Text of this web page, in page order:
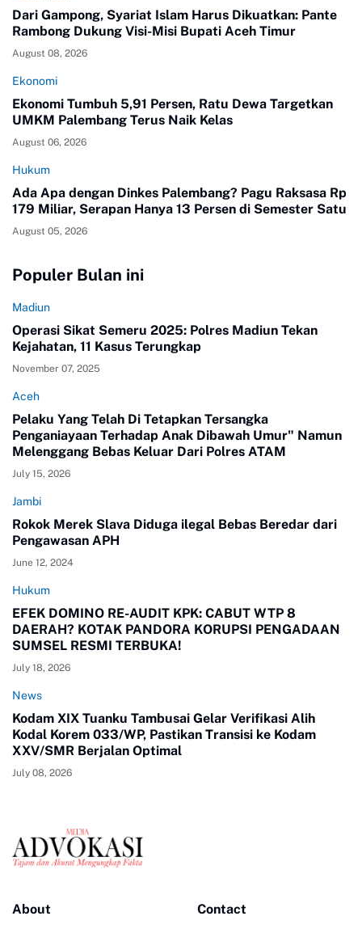
Dari Gampong, Syariat Islam Harus Dikuatkan: Pante
Rambong Dukung Visi-Misi Bupati Aceh Timur
August 08, 2026
Ekonomi
Ekonomi Tumbuh 5,91 Persen, Ratu Dewa Targetkan
UMKM Palembang Terus Naik Kelas
August 06, 2026
Hukum
Ada Apa dengan Dinkes Palembang? Pagu Raksasa Rp
179 Miliar, Serapan Hanya 13 Persen di Semester Satu
August 05, 2026
Populer Bulan ini
Madiun
Operasi Sikat Semeru 2025: Polres Madiun Tekan
Kejahatan, 11 Kasus Terungkap
November 07, 2025
Aceh
Pelaku Yang Telah Di Tetapkan Tersangka
Penganiayaan Terhadap Anak Dibawah Umur" Namun
Melenggang Bebas Keluar Dari Polres ATAM
July 15, 2026
Jambi
Rokok Merek Slava Diduga ilegal Bebas Beredar dari
Pengawasan APH
June 12, 2024
Hukum
EFEK DOMINO RE-AUDIT KPK: CABUT WTP 8
DAERAH? KOTAK PANDORA KORUPSI PENGADAAN
SUMSEL RESMI TERBUKA!
July 18, 2026
News
Kodam XIX Tuanku Tambusai Gelar Verifikasi Alih
Kodal Korem 033/WP, Pastikan Transisi ke Kodam
XXV/SMR Berjalan Optimal
July 08, 2026
About Contact